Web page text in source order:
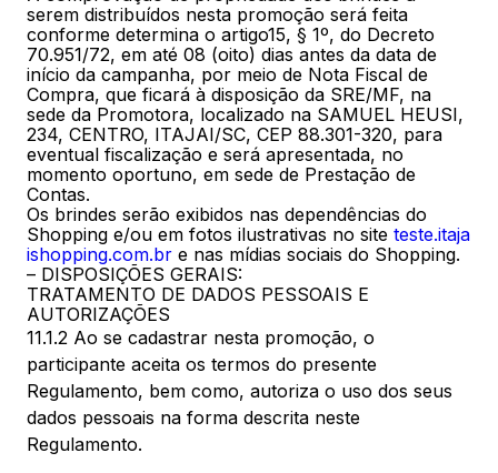
serem distribuídos nesta promoção será feita
conforme determina o artigo15, § 1º, do Decreto
70.951/72, em até 08 (oito) dias antes da data de
início da campanha, por meio de Nota Fiscal de
Compra, que ficará à disposição da SRE/MF, na
sede da Promotora, localizado na SAMUEL HEUSI,
234, CENTRO, ITAJAI/SC, CEP 88.301-320, para
eventual fiscalização e será apresentada, no
momento oportuno, em sede de Prestação de
Contas.
Os brindes serão exibidos nas dependências do
Shopping e/ou em fotos ilustrativas no site teste.itaja
ishopping.com.br e nas mídias sociais do Shopping.
– DISPOSIÇÕES GERAIS:
TRATAMENTO DE DADOS PESSOAIS E
AUTORIZAÇÕES
11.1.2 Ao se cadastrar nesta promoção, o
participante aceita os termos do presente
Regulamento, bem como, autoriza o uso dos seus
dados pessoais na forma descrita neste
Regulamento.